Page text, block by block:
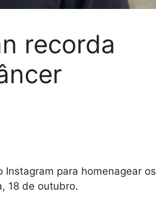
recorda
Instagram para homenagear os
18 de outubro.